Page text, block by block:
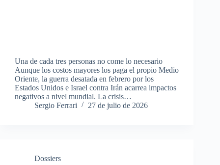
Una de cada tres personas no come lo necesario
Aunque los costos mayores los paga el propio Medio
Oriente, la guerra desatada en febrero por los
Estados Unidos e Israel contra Irán acarrea impactos
negativos a nivel mundial. La crisis…
Sergio Ferrari
27 de julio de 2026
Dossiers